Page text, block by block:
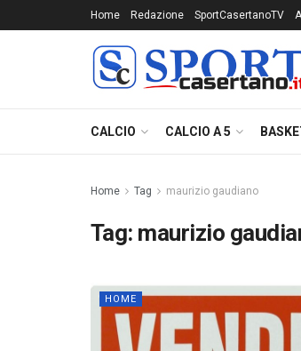
Home Redazione SportCasertanoTV
CALCIO CALCIO A 5
Home Tag maurizio gaudiano
Tag: maurizio
HOME